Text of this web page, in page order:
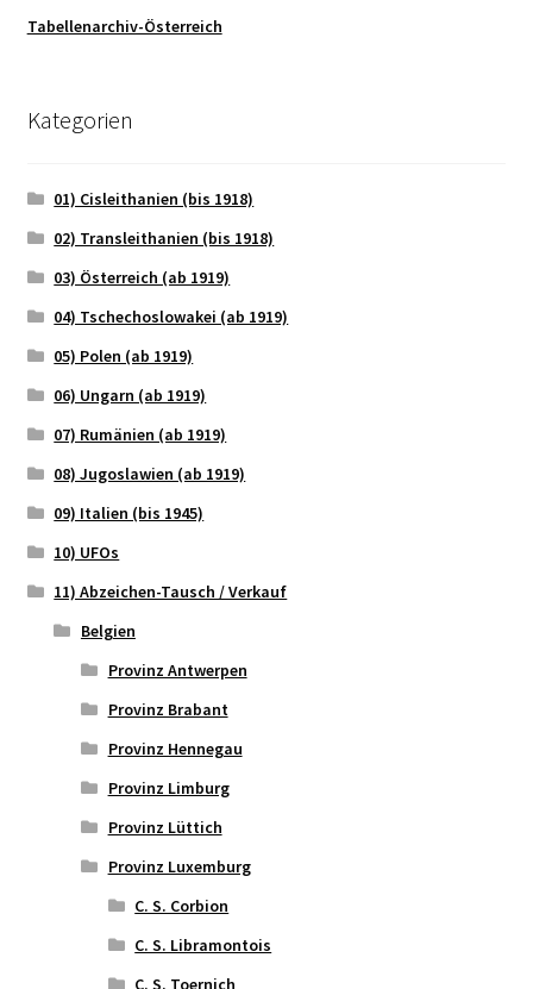
Tabellenarchiv-Österreich
Kategorien
01) Cisleithanien (bis 1918)
02) Transleithanien (bis 1918)
03) Österreich (ab 1919)
04) Tschechoslowakei (ab 1919)
05) Polen (ab 1919)
06) Ungarn (ab 1919)
07) Rumänien (ab 1919)
08) Jugoslawien (ab 1919)
09) Italien (bis 1945)
10) UFOs
11) Abzeichen-Tausch / Verkauf
Belgien
Provinz Antwerpen
Provinz Brabant
Provinz Hennegau
Provinz Limburg
Provinz Lüttich
Provinz Luxemburg
C. S. Corbion
C. S. Libramontois
C. S. Toernich